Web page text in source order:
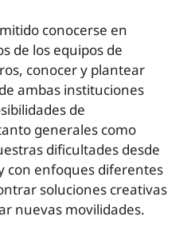
conocerse en
de los equipos de
conocer y plantear
ambas instituciones
de
generales como
dificultades desde
con enfoques diferentes
soluciones creativas
nuevas movilidades.